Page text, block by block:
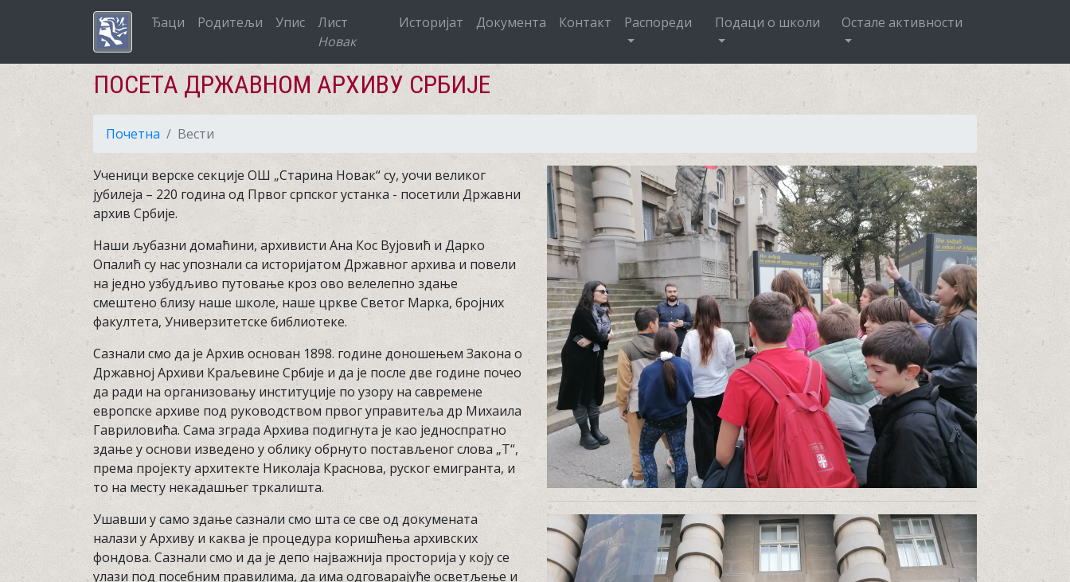
Ђаци Родитељи Упис
Лист
Новак
Историјат Документа Контакт Распореди Подаци о школи Остале активности
ПОСЕТА ДРЖАВНОМ АРХИВУ СРБИЈЕ
Почетна Вести
Ученици верске секције ОШ „Старина Новак“ су, уочи великог
јубилеја – 220 година од Првог српског устанка - посетили Државни
архив Србије.
Наши љубазни домаћини, архивисти Ана Кос Вујовић и Дарко
Опалић су нас упознали са историјатом Државног архива и повели
на једно узбудљиво путовање кроз ово велелепно здање
смештено близу наше школе, наше цркве Светог Марка, бројних
факултета, Универзитетске библиотеке.
Сазнали смо да је Архив основан 1898. године доношењем Закона о
Државној Архиви Краљевине Србије и да је после две године почео
да ради на организовању институције по узору на савремене
европске архиве под руководством првог управитеља др Михаила
Гавриловића. Сама зграда Архива подигнута је као једноспратно
здање у основи изведено у облику обрнуто постављеног слова „Т“,
према пројекту архитекте Николаја Краснова, руског емигранта, и
то на месту некадашњег тркалишта.
Ушавши у само здање сазнали смо шта се све од докумената
налази у Архиву и каква је процедура коришћења архивских
фондова. Сазнали смо и да је депо најважнија просторија у коју се
улази под посебним правилима, да има одговарајуће осветљење и